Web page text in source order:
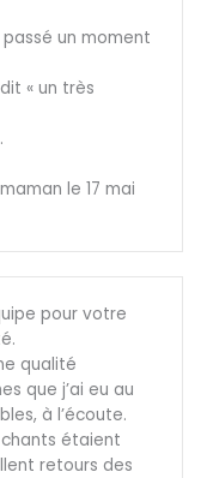
un moment
« un très
le 17 mai
pour votre
qualité
que j’ai eu au
à l’écoute.
chants étaient
retours des